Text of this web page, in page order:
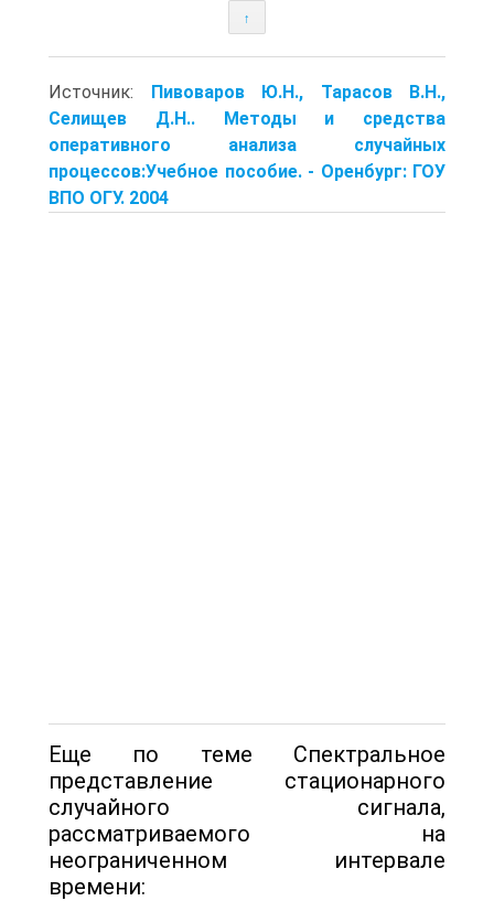
↑
Источник: Пивоваров Ю.Н., Тарасов В.Н.,
Селищев Д.Н.. Методы и средства
оперативного анализа случайных
процессов:Учебное пособие. - Оренбург: ГОУ
ВПО ОГУ. 2004
Еще по теме Спектральное
представление стационарного
случайного сигнала,
рассматриваемого на
неограниченном интервале
времени: